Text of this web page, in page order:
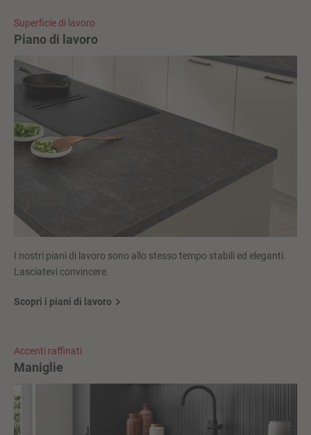
Superficie di lavoro
Piano di lavoro
I nostri piani di lavoro sono allo stesso tempo stabili ed eleganti.
Lasciatevi convincere.
Scopri i piani di lavoro
Accenti raffinati
Maniglie